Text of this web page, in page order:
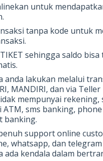
untuk
tanpa kode untuk
sehingga saldo
anda lakukan melalui
MANDIRI, dan via
mempunyai rekening,
ATM, sms banking,
banking.
support online
whatsapp, dan
ada kendala dalam